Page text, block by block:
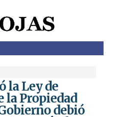
la Ley de
la Propiedad
debió